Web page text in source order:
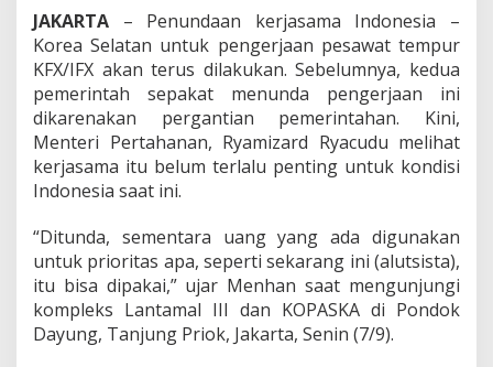
u
n
d
a
a
n
K
e
r
s
m
a
P
r
JAKARTA – Penundaan kerjasama Indonesia –
Korea Selatan untuk pengerjaan pesawat tempur
KFX/IFX akan terus dilakukan. Sebelumnya, kedua
pemerintah sepakat menunda pengerjaan ini
dikarenakan pergantian pemerintahan. Kini,
Menteri Pertahanan, Ryamizard Ryacudu melihat
kerjasama itu belum terlalu penting untuk kondisi
Indonesia saat ini.
“Ditunda, sementara uang yang ada digunakan
untuk prioritas apa, seperti sekarang ini (alutsista),
itu bisa dipakai,” ujar Menhan saat mengunjungi
kompleks Lantamal III dan KOPASKA di Pondok
Dayung, Tanjung Priok, Jakarta, Senin (7/9).